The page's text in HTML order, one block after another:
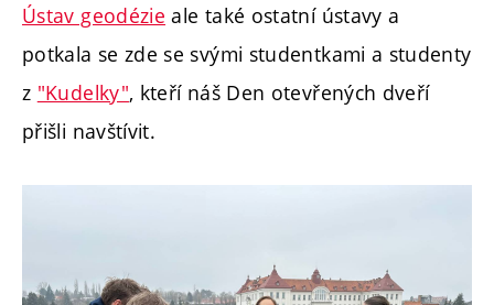
Ústav geodézie ale také ostatní ústavy a
potkala se zde se svými studentkami a studenty
z "Kudelky", kteří náš Den otevřených dveří
přišli navštívit.